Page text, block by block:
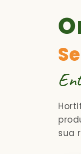
sua